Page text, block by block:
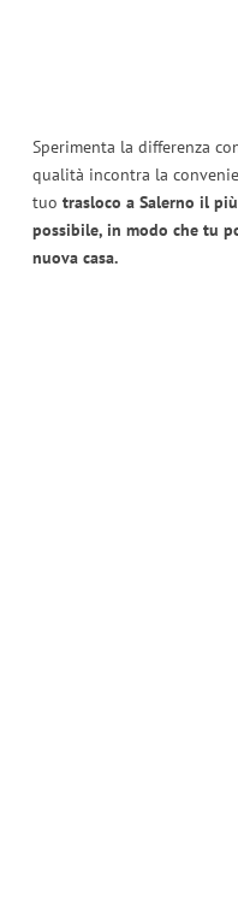
Sperimenta la differenza
qualità incontra la
tuo trasloco a Salerno il
possibile, in modo che tu
nuova casa.